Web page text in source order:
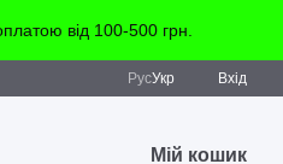
від 100-500 грн.
РусУкр Вхід
Мій кошик